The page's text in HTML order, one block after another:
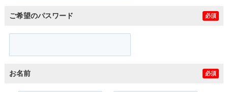
ご希望のパスワード 必須
お名前 必須